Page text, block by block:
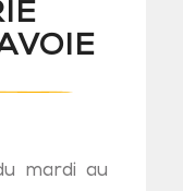
mardi au